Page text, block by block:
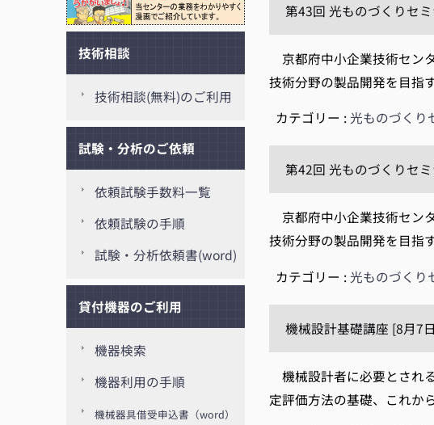
第43回 光ものづくりセ
京都府中小企業技術セン
技術分野の製品開発を目
カテゴリー :光ものづくり
第42回 光ものづくりセ
京都府中小企業技術セン
技術分野の製品開発を目
カテゴリー :光ものづくり
機械設計基礎講座 [8月7
機械設計者に必要とされ
定評価方法の基礎、これか
技術相談
技術相談(無料)のご利用
試験・分析のご依頼
依頼試験手数料一覧
依頼試験の手順
試験・分析依頼書(word)
貸付機器のご利用
機器検索
機器利用の手順
機械器具借受申込書（word）